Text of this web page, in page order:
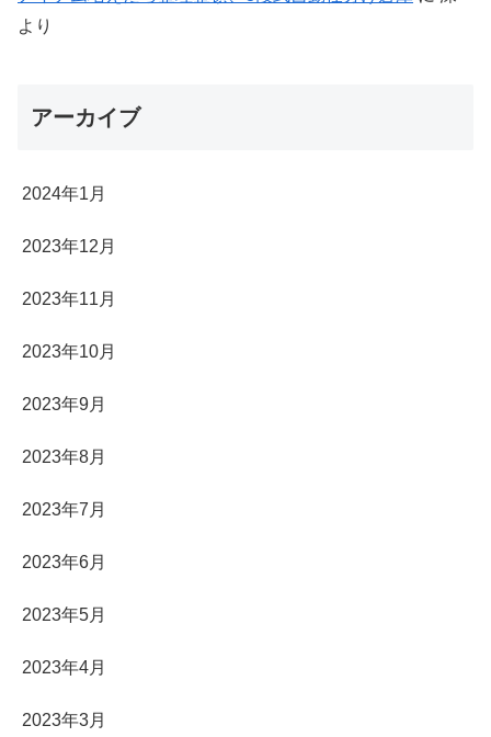
より
アーカイブ
2024年1月
2023年12月
2023年11月
2023年10月
2023年9月
2023年8月
2023年7月
2023年6月
2023年5月
2023年4月
2023年3月